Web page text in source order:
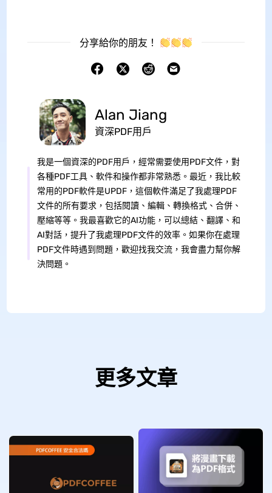
分享給你的朋友！
Alan Jiang
資深PDF用戶
我是一個資深的PDF用戶，經常需要使用PDF文件，對
各種PDF工具、軟件和操作都非常熟悉。最近，我比較
常用的PDF軟件是UPDF，這個軟件滿足了我處理PDF
文件的所有要求，包括閱讀、編輯、轉換格式、合併、
壓縮等等。我最喜歡它的AI功能，可以總結、翻譯、和
AI對話，提升了我處理PDF文件的效率。如果你在處理
PDF文件時遇到問題，歡迎找我交流，我會盡力幫你解
決問題。
更多文章